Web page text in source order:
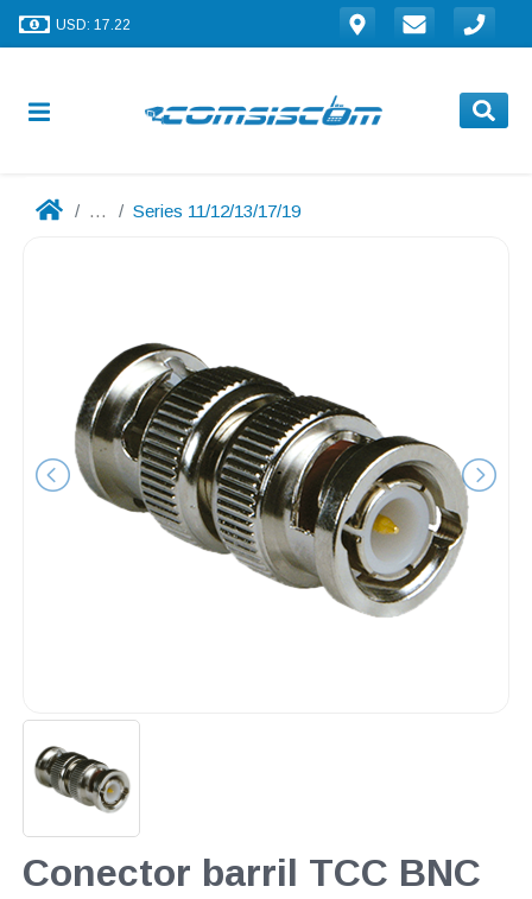
USD: 17.22
... Series 11/12/13/17/19
Conector barril TCC BNC